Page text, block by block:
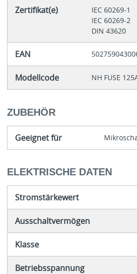
Zertifikat(e)
IEC 60269-1
IEC 60269-2
DIN 43620
EAN
Modellcode NH FUSE
ZUBEHÖR
Geeignet für
ELEKTRISCHE DATEN
Stromstärkewert
Ausschaltvermögen
Klasse
Betriebsspannung